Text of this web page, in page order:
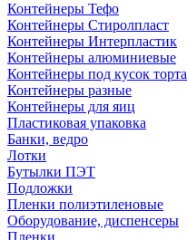
Контейнеры Тефо
Контейнеры Стиролпласт
Контейнеры Интерпластик
Контейнеры алюминиевые
Контейнеры под кусок торта
Контейнеры разные
Контейнеры для яиц
Пластиковая упаковка
Банки, ведро
Лотки
Бутылки ПЭТ
Подложки
Пленки полиэтиленовые
Оборудование, диспенсеры
Пленки